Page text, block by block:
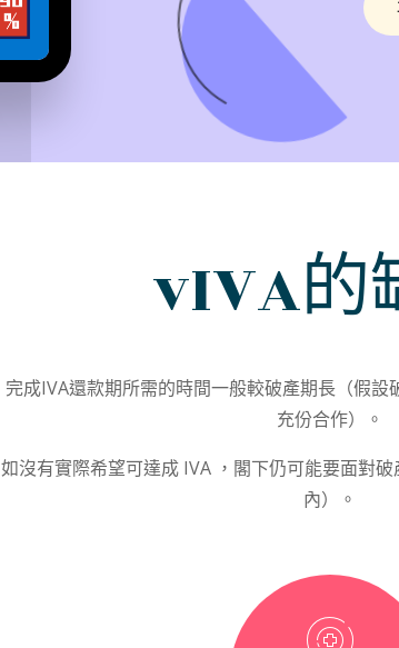
vIVA的
完成IVA還款期所需的時間一般較破產期長（假
充份合作）。
如沒有實際希望可達成 IVA ，閣下仍可能要面對
內）。